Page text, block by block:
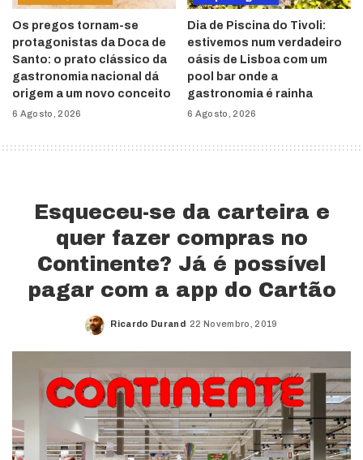
Os pregos tornam-se
protagonistas da Doca de
Santo: o prato clássico da
gastronomia nacional dá
origem a um novo conceito
6 Agosto, 2026
Dia de Piscina do Tivoli:
estivemos num verdadeiro
oásis de Lisboa com um
pool bar onde a
gastronomia é rainha
6 Agosto, 2026
Esqueceu-se da carteira e
quer fazer compras no
Continente? Já é possível
pagar com a app do Cartão
Posted
Ricardo Durand 22 Novembro, 2019